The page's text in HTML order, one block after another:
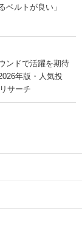
ルトが良い」
ンドで活躍を期待
年版・人気投
サーチ